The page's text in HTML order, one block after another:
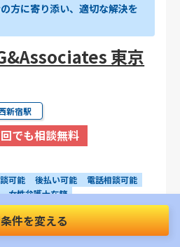
方に寄り添い、適切な解決を
東京
新宿駅
でも相談無料
可能 後払い可能
電話相談可能
女性弁護士在籍
の相談可能
物損事故の相談可能
件を変える